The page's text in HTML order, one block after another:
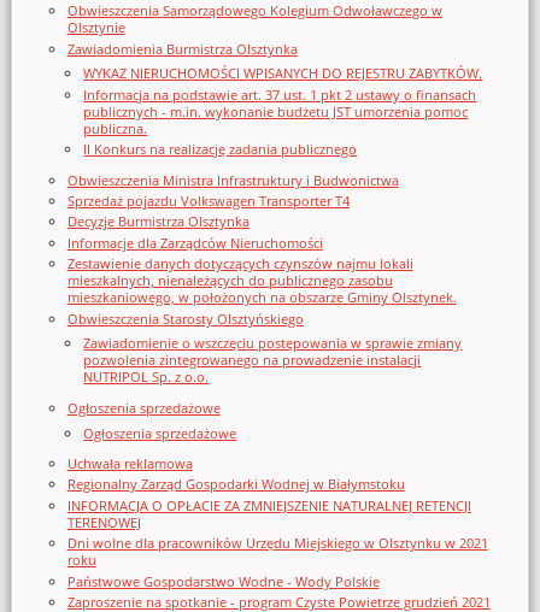
Obwieszczenia Samorządowego Kolegium Odwoławczego w
Olsztynie
Zawiadomienia Burmistrza Olsztynka
WYKAZ NIERUCHOMOŚCI WPISANYCH DO REJESTRU ZABYTKÓW.
Informacja na podstawie art. 37 ust. 1 pkt 2 ustawy o finansach
publicznych - m.in. wykonanie budżetu JST umorzenia pomoc
publiczna.
II Konkurs na realizację zadania publicznego
Obwieszczenia Ministra Infrastruktury i Budwonictwa
Sprzedaż pojazdu Volkswagen Transporter T4
Decyzje Burmistrza Olsztynka
Informacje dla Zarządców Nieruchomości
Zestawienie danych dotyczących czynszów najmu lokali
mieszkalnych, nienależących do publicznego zasobu
mieszkaniowego, w położonych na obszarze Gminy Olsztynek.
Obwieszczenia Starosty Olsztyńskiego
Zawiadomienie o wszczęciu postępowania w sprawie zmiany
pozwolenia zintegrowanego na prowadzenie instalacji
NUTRIPOL Sp. z o.o.
Ogłoszenia sprzedażowe
Ogłoszenia sprzedażowe
Uchwała reklamowa
Regionalny Zarząd Gospodarki Wodnej w Białymstoku
INFORMACJA O OPŁACIE ZA ZMNIEJSZENIE NATURALNEJ RETENCJI
TERENOWEJ
Dni wolne dla pracowników Urzędu Miejskiego w Olsztynku w 2021
roku
Państwowe Gospodarstwo Wodne - Wody Polskie
Zaproszenie na spotkanie - program Czyste Powietrze grudzień 2021